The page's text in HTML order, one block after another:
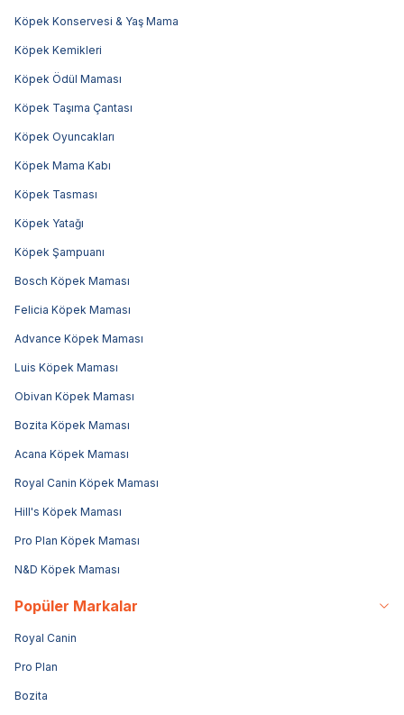
Köpek Konservesi & Yaş Mama
Köpek Kemikleri
Köpek Ödül Maması
Köpek Taşıma Çantası
Köpek Oyuncakları
Köpek Mama Kabı
Köpek Tasması
Köpek Yatağı
Köpek Şampuanı
Bosch Köpek Maması
Felicia Köpek Maması
Advance Köpek Maması
Luis Köpek Maması
Obivan Köpek Maması
Bozita Köpek Maması
Acana Köpek Maması
Royal Canin Köpek Maması
Hill's Köpek Maması
Pro Plan Köpek Maması
N&D Köpek Maması
Popüler Markalar
Royal Canin
Pro Plan
Bozita